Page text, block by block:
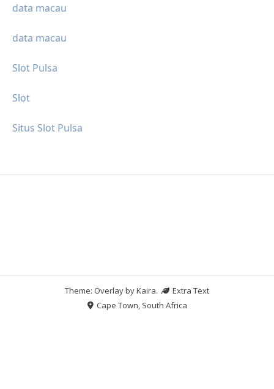
data macau
data macau
Slot Pulsa
Slot
Situs Slot Pulsa
Theme: Overlay byKaira.
Extra Text
Cape Town, South Africa